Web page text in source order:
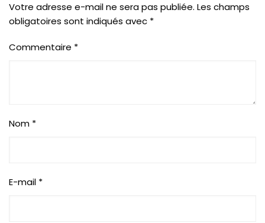
Votre adresse e-mail ne sera pas publiée. Les champs
obligatoires sont indiqués avec *
Commentaire *
Nom *
E-mail *